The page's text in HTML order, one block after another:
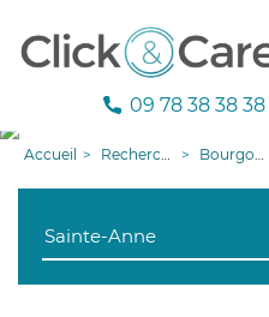
09 78 38 38 38
Accueil Recherche aide à domicile Bourgogne-Franche-Comté